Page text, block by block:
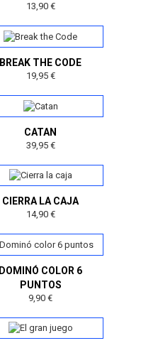
13,90 €
BREAK THE CODE
19,95 €
CATAN
39,95 €
CIERRA LA CAJA
14,90 €
DOMINÓ COLOR 6
PUNTOS
9,90 €